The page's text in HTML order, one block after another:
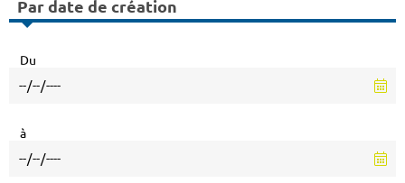
Par date de création
Du
à